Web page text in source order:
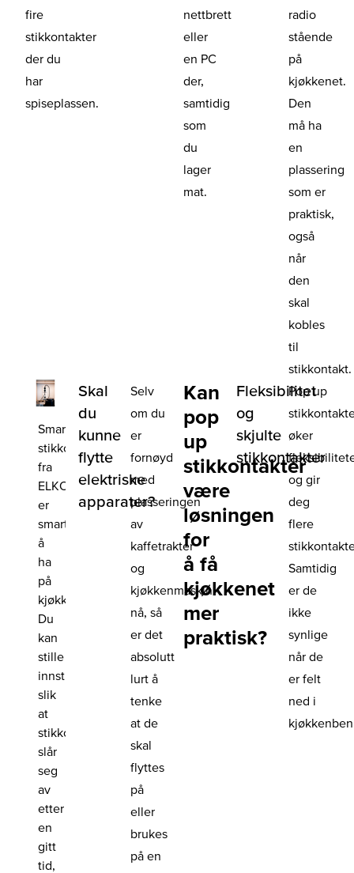
fire
stikkontakter
der du
har
spiseplassen.
nettbrett
eller
en PC
der,
samtidig
som
du
lager
mat.
radio
stående
på
kjøkkenet.
Den
må ha
en
plassering
som er
praktisk,
også
når
den
skal
kobles
til
stikkontakt.
Smart
stikkontakt
fra
ELKO
er
smart
å
ha
på
kjøkkenet.
Du
kan
stille
innstillingene
slik
at
stikkontakten
slår
seg
av
etter
en
gitt
tid,
Skal
du
kunne
flytte
elektriske
apparater?
Selv
om du
er
fornøyd
med
plasseringen
av
kaffetrakter
og
kjøkkenmaskin
nå, så
er det
absolutt
lurt å
tenke
at de
skal
flyttes
på
eller
brukes
på en
Kan
pop
up
stikkontakter
være
løsningen
for
å få
kjøkkenet
mer
praktisk?
Fleksibilitet
og
skjulte
stikkontakter
Pop up
øker
og gir
deg
flere
Samtidig
er de
ikke
synlige
når de
er felt
ned i